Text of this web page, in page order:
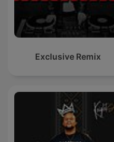
Exclusive Remix